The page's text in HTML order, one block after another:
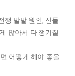
쟁 발발 원인, 신들
많아서 다 챙기질
어떻게 해야 좋을